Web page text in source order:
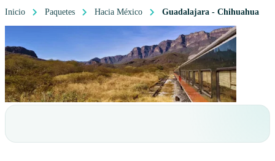
Inicio Paquetes Hacia México Guadalajara - Chihuahua